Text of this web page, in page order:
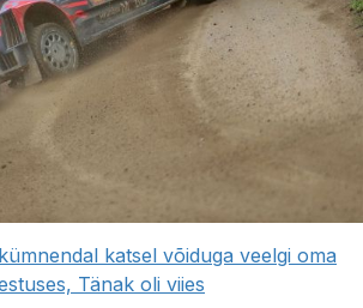
katsel võiduga veelgi oma
Tänak oli viies